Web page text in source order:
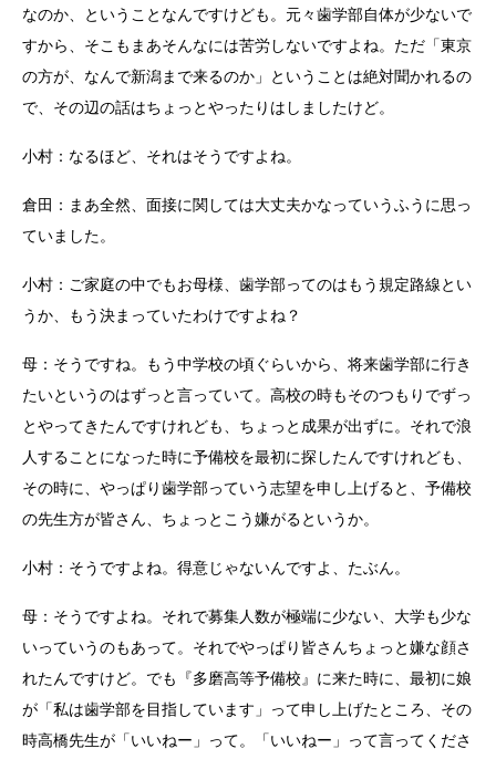
なのか、ということなんですけども。元々歯学部自体が少ないで
すから、そこもまあそんなには苦労しないですよね。ただ「東京
の方が、なんで新潟まで来るのか」ということは絶対聞かれるの
で、その辺の話はちょっとやったりはしましたけど。
小村：なるほど、それはそうですよね。
倉田：まあ全然、面接に関しては大丈夫かなっていうふうに思っ
ていました。
小村：ご家庭の中でもお母様、歯学部ってのはもう規定路線とい
うか、もう決まっていたわけですよね？
母：そうですね。もう中学校の頃ぐらいから、将来歯学部に行き
たいというのはずっと言っていて。高校の時もそのつもりでずっ
とやってきたんですけれども、ちょっと成果が出ずに。それで浪
人することになった時に予備校を最初に探したんですけれども、
その時に、やっぱり歯学部っていう志望を申し上げると、予備校
の先生方が皆さん、ちょっとこう嫌がるというか。
小村：そうですよね。得意じゃないんですよ、たぶん。
母：そうですよね。それで募集人数が極端に少ない、大学も少な
いっていうのもあって。それでやっぱり皆さんちょっと嫌な顔さ
れたんですけど。でも『多磨高等予備校』に来た時に、最初に娘
が「私は歯学部を目指しています」って申し上げたところ、その
時高橋先生が「いいねー」って。「いいねー」って言ってくださ